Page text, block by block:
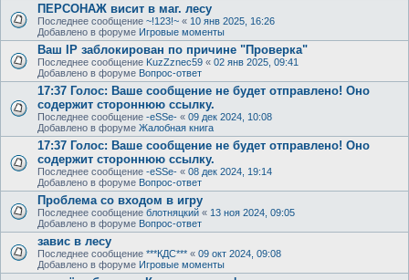
ПЕРСОНАЖ висит в маг. лесу
Последнее сообщение ~!123!~ « 10 янв 2025, 16:26
Добавлено в форуме Игровые моменты
Ваш IP заблокирован по причине "Проверка"
Последнее сообщение KuzZznec59 « 02 янв 2025, 09:41
Добавлено в форуме Вопрос-ответ
17:37 Голос: Ваше сообщение не будет отправлено! Оно
содержит стороннюю ссылку.
Последнее сообщение -eSSe- « 09 дек 2024, 10:08
Добавлено в форуме Жалобная книга
17:37 Голос: Ваше сообщение не будет отправлено! Оно
содержит стороннюю ссылку.
Последнее сообщение -eSSe- « 08 дек 2024, 19:14
Добавлено в форуме Вопрос-ответ
Проблема со входом в игру
Последнее сообщение блотняцкий « 13 ноя 2024, 09:05
Добавлено в форуме Вопрос-ответ
завис в лесу
Последнее сообщение ***КДС*** « 09 окт 2024, 09:08
Добавлено в форуме Игровые моменты